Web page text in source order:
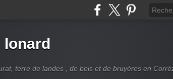
Ionard
terre de landes , de bois et de bruyères en